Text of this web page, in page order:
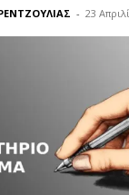
- 23